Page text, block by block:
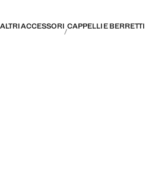
ALTRI ACCESSORI CAPPELLI E BERRETTI